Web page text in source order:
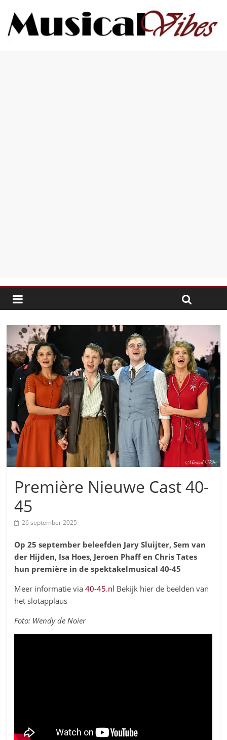
Première Nieuwe Cast 40-
45
26 september 2025
Op 25 september beleefden Jary Sluijter, Sem van
der Hijden, Isa Hoes, Jeroen Phaff en Chris Tates
hun première in de spektakelmusical 40-45
Meer informatie via40-45.nl Bekijk hier de beelden van
het slotapplaus
Foto: Wendy de Noier